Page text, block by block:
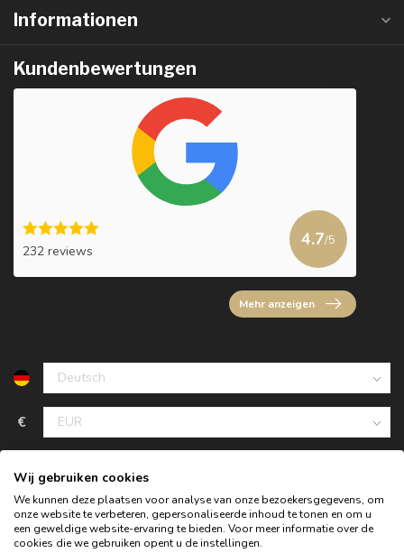
Informationen
Kundenbewertungen
232 reviews
4.7/5
Mehr anzeigen
€
Wij gebruiken cookies
We kunnen deze plaatsen voor analyse van onze bezoekersgegevens, om
onze website te verbeteren, gepersonaliseerde inhoud te tonen en om u
een geweldige website-ervaring te bieden. Voor meer informatie over de
cookies die we gebruiken opent u de instellingen.